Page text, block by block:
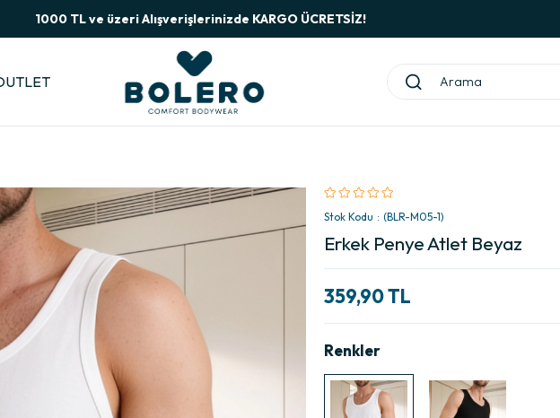
1000 TL ve üzeri Alışverişlerinizde KARGO ÜCRETSİZ!
Stok Kodu (BLR-M05-1)
Erkek Penye Atlet Beyaz
359,90 TL